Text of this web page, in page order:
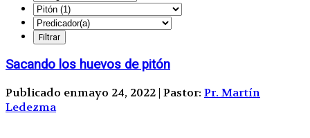
Sacando los huevos de pitón
Publicado enmayo 24, 2022 | Pastor: Pr. Martín
Ledezma